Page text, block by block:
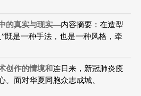
的真实与现实—内容摘要：在造型
既是一种手法，也是一种风格，牵
创作的情境和连日来，新冠肺炎疫
。面对华夏同胞众志成城、